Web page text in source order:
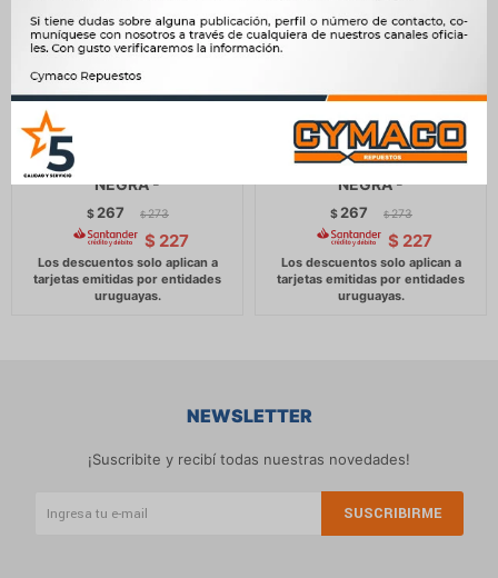
MANIJA CHERY INTERIOR
DEL/TRAS IZQ QQ HAIMA 1
NEGRA -
$ 267 $ 273
$ 227
MANIJA CHERY INTERIOR
DEL/TRAS DER QQ HAIMA 1
NEGRA -
$ 267 $ 273
$ 227
NEWSLETTER
¡Suscribite y recibí todas nuestras novedades!
SUSCRIBIRME